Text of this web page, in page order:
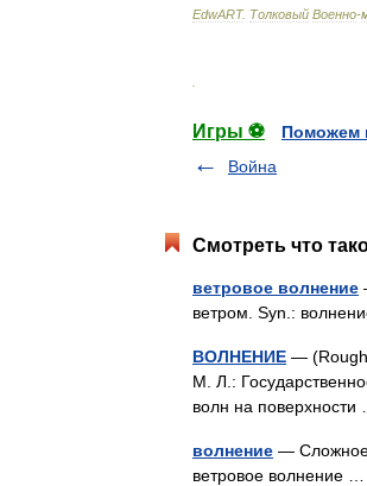
EdwART. Толковый Военно-
Игры ⚽
Поможем
Война
Смотреть что
ветровое волнение
ветром. Syn.:
ВОЛНЕНИЕ — (Rough
М. Л.:
волн на
волнение — Сложное
ветровое волнение